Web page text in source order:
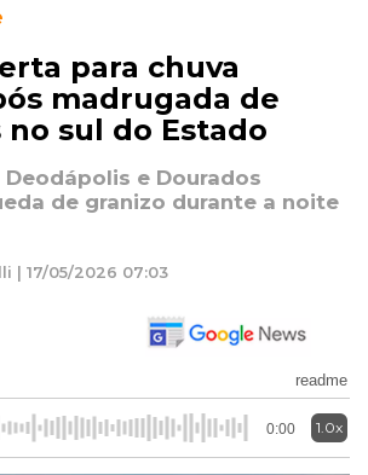
para chuva
madrugada de
sul do Estado
e Dourados
de granizo durante a noite
| 17/05/2026 07:03
readme
0:00 1.0x